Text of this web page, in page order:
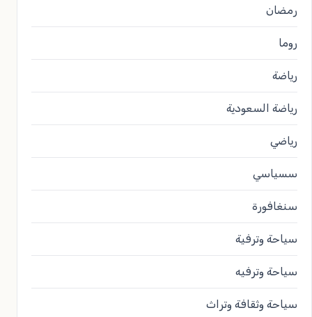
رمضان
روما
رياضة
رياضة السعودية
رياضي
سسياسي
سنغافورة
سياحة وترفية
سياحة وترفيه
سياحة وثقافة وتراث